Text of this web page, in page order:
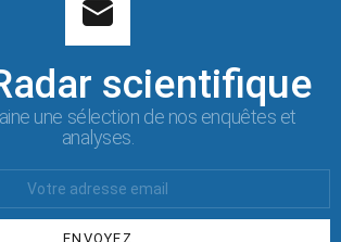
scientifique
une sélection de nos enquêtes et
analyses.